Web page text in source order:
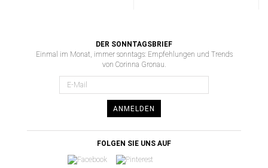
DER SONNTAGSBRIEF
Einmal im Monat, immer sonntags: Empfehlungen und Trends
von Corinna Gronau.
ANMELDEN
FOLGEN SIE UNS AUF